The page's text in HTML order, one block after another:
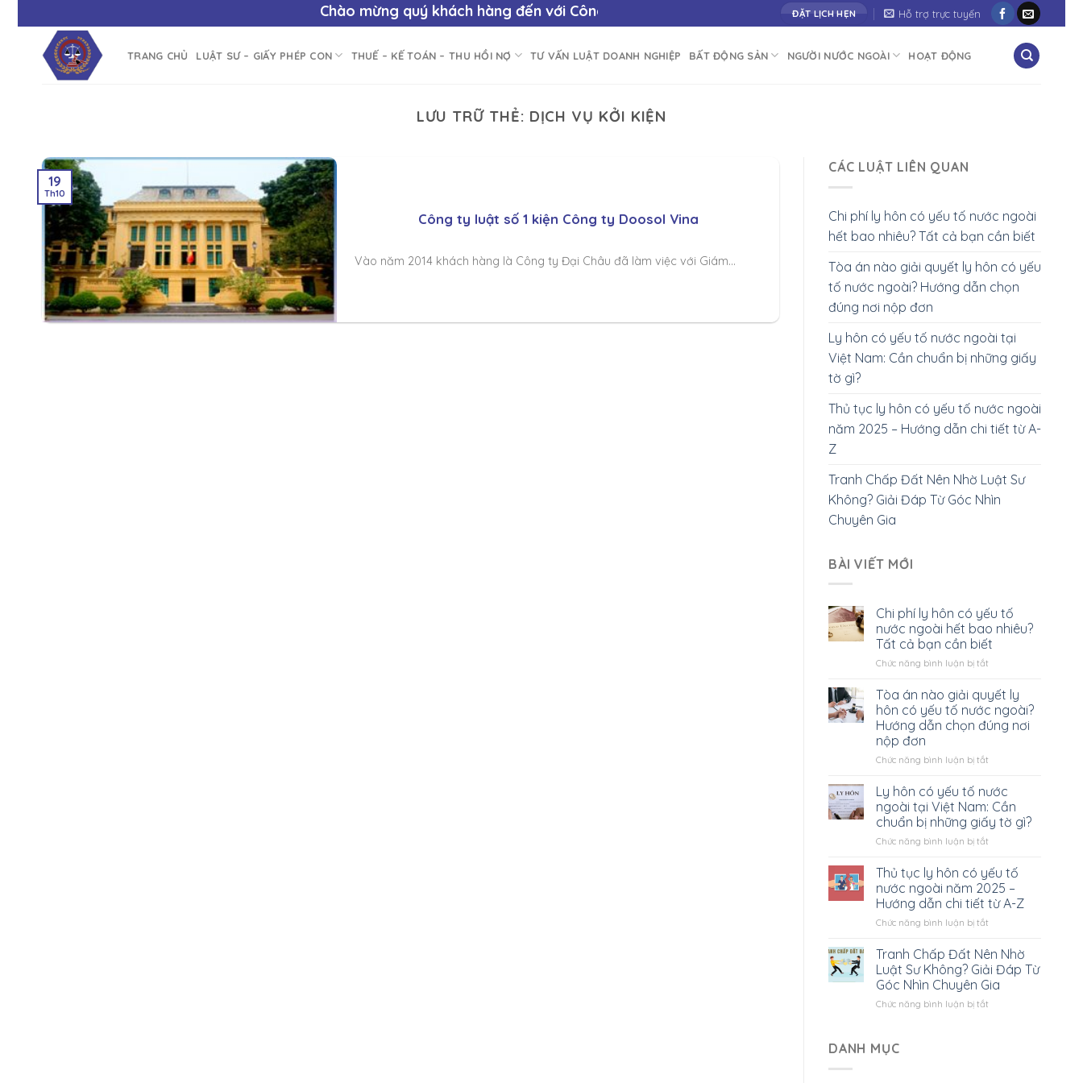
Chào mừng quý khách hàng đến vớiCông ty Luật Số 1 - "Cùng bạn vươn tới thành công"
ĐẶT LỊCH HẸN Hỗ trợ trực tuyến
TRANG CHỦ LUẬT SƯ – GIẤY PHÉP CON THUẾ – KẾ TOÁN – THU HỒI NỢ TƯ VẤN LUẬT DOANH NGHIỆP BẤT ĐỘNG SẢN NGƯỜI NƯỚC NGOÀI HOẠT ĐỘNG
LƯU TRỮ THẺ: DỊCH VỤ KỞI KIỆN
Công ty luật số 1 kiện Công ty Doosol Vina
Vào năm 2014 khách hàng là Công ty Đại Châu đã làm việc với Giám...
19
Th10
CÁC LUẬT LIÊN QUAN
Chi phí ly hôn có yếu tố nước ngoài
hết bao nhiêu? Tất cả bạn cần biết
Tòa án nào giải quyết ly hôn có yếu
tố nước ngoài? Hướng dẫn chọn
đúng nơi nộp đơn
Ly hôn có yếu tố nước ngoài tại
Việt Nam: Cần chuẩn bị những giấy
tờ gì?
Thủ tục ly hôn có yếu tố nước ngoài
năm 2025 – Hướng dẫn chi tiết từ A-
Z
Tranh Chấp Đất Nên Nhờ Luật Sư
Không? Giải Đáp Từ Góc Nhìn
Chuyên Gia
BÀI VIẾT MỚI
Chi phí ly hôn có yếu tố
nước ngoài hết bao nhiêu?
Tất cả bạn cần biết
Chức năng bình luận bị tắtở
phí
ly
hôn
có
tố
ngoài
hết
bao
nhiêu?
Tất
bạn
cần
biết
Tòa án nào giải quyết ly
hôn có yếu tố nước ngoài?
Hướng dẫn chọn đúng nơi
nộp đơn
Chức năng bình luận bị tắtở
án
nào
giải
quyết
ly
có
yếu
tố
nước
ngoài?
dẫn
chọn
đúng
nơi
nộp
Ly hôn có yếu tố nước
ngoài tại Việt Nam: Cần
chuẩn bị những giấy tờ gì?
Chức năng bình luận bị tắtở
hôn
có
yếu
tố
nước
tại
Việt
Nam:
Cần
chuẩn
Thủ tục ly hôn có yếu tố
nước ngoài năm 2025 –
Hướng dẫn chi tiết từ A-Z
Chức năng bình luận bị tắtở
tục
ly
hôn
có
yếu
Tranh Chấp Đất Nên Nhờ
Luật Sư Không? Giải Đáp Từ
Góc Nhìn Chuyên Gia
Chức năng bình luận bị tắtở
DANH MỤC